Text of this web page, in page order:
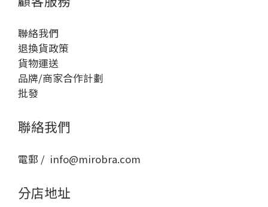
聯絡我們
退換貨政策
貨物運送
品牌/商家合作計劃
批發
聯絡我們
電郵 / info@mirobra.com
分店地址